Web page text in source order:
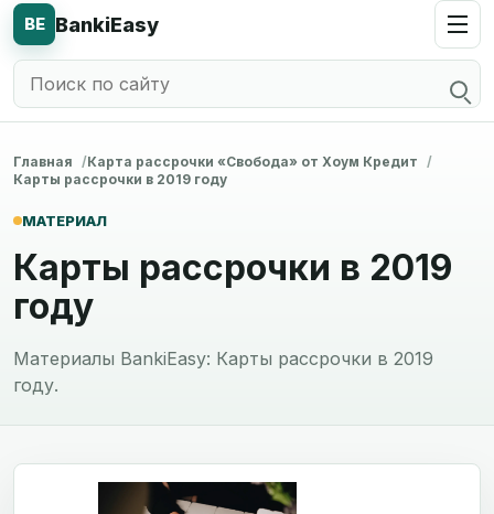
BE BankiEasy
Главная
Карта рассрочки «Свобода» от Хоум Кредит
Карты рассрочки в 2019 году
МАТЕРИАЛ
Карты рассрочки в 2019
году
Материалы BankiEasy: Карты рассрочки в 2019
году.